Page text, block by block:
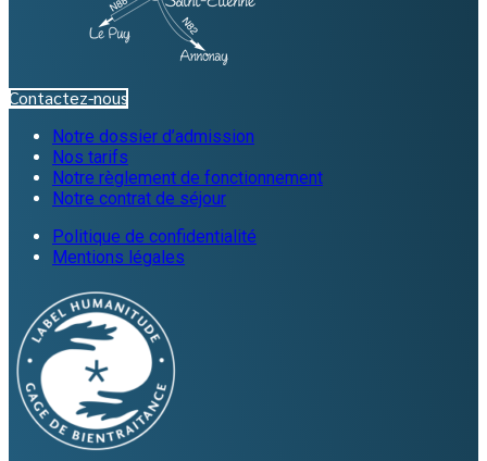
Contactez-nous
Notre dossier d’admission
Nos tarifs
Notre règlement de fonctionnement
Notre contrat de séjour
Politique de confidentialité
Mentions légales